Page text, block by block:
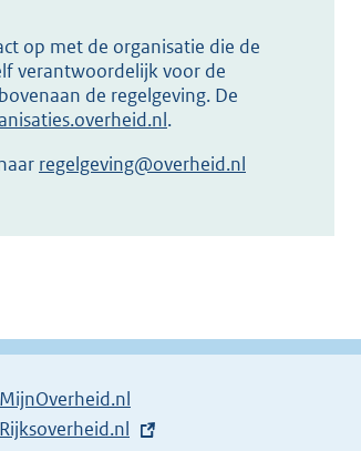
op met de organisatie die de
verantwoordelijk voor de
de regelgeving. De
.
regelgeving@overheid.nl
MijnOverheid.nl
E
Rijksoverheid.nl